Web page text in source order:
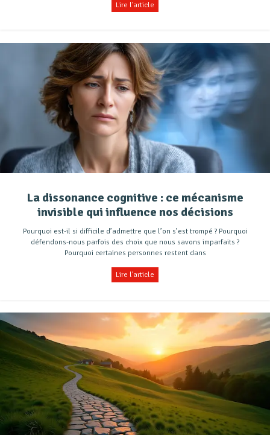
Lire l'article
La dissonance cognitive : ce mécanisme
invisible qui influence nos décisions
Pourquoi est-il si difficile d’admettre que l’on s’est trompé ? Pourquoi
défendons-nous parfois des choix que nous savons imparfaits ?
Pourquoi certaines personnes restent dans
Lire l'article